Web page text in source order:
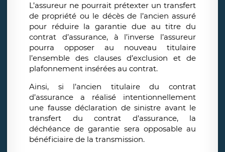
L’assureur ne pourrait prétexter un transfert
de propriété ou le décès de l’ancien assuré
pour réduire la garantie due au titre du
contrat d’assurance, à l’inverse l’assureur
pourra opposer au nouveau titulaire
l’ensemble des clauses d’exclusion et de
plafonnement insérées au contrat.
Ainsi, si l’ancien titulaire du contrat
d’assurance a réalisé intentionnellement
une fausse déclaration de sinistre avant le
transfert du contrat d’assurance, la
déchéance de garantie sera opposable au
bénéficiaire de la transmission.